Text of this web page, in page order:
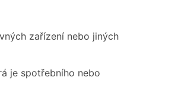
zařízení nebo jiných
je spotřebního nebo